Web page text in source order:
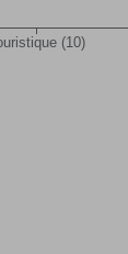
(10)